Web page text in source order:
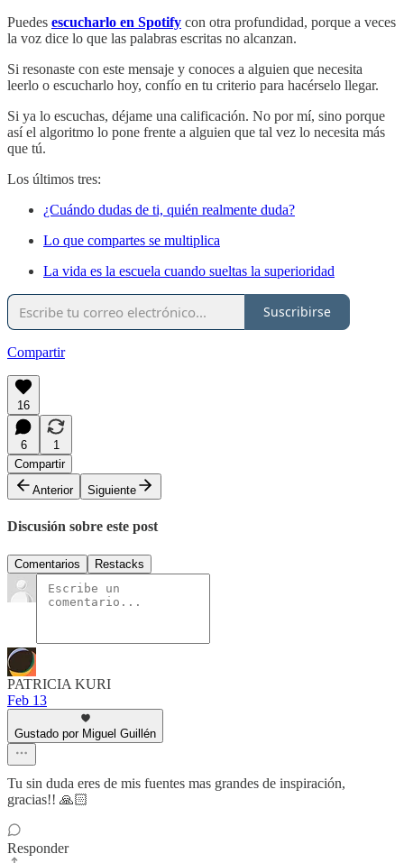
Puedes escucharlo en Spotify con otra profundidad, porque a veces
la voz dice lo que las palabras escritas no alcanzan.
Si resonaste con este mensaje y conoces a alguien que necesita
leerlo o escucharlo hoy, confío en tu criterio para hacérselo llegar.
Si ya lo escuchas, déjame una calificación. No por mí, sino porque
así el algoritmo lo pone frente a alguien que tal vez lo necesita más
que tú.
Los últimos tres:
¿Cuándo dudas de ti, quién realmente duda?
Lo que compartes se multiplica
La vida es la escuela cuando sueltas la superioridad
Suscribirse
Compartir
16
6
1
Compartir
Anterior
Siguiente
Discusión sobre este post
Comentarios Restacks
PATRICIA KURI
Feb 13
Gustado por Miguel Guillén
Tu sin duda eres de mis fuentes mas grandes de inspiración,
gracias!! 🙏🏻
Responder